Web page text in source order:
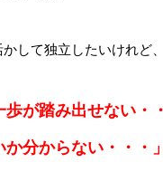
して独立したいけれど、
歩が踏み出せない・
分からない・・・」